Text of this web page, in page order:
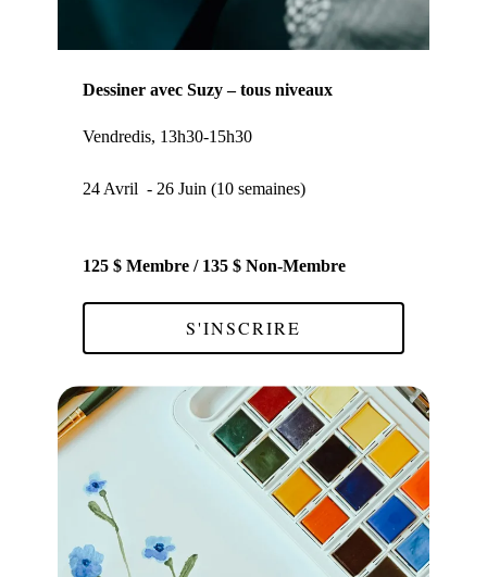
Dessiner avec Suzy – tous niveaux
Vendredis, 13h30-15h30
24 Avril - 26 Juin (10 semaines)
125 $ Membre / 135 $ Non-Membre
S'INSCRIRE